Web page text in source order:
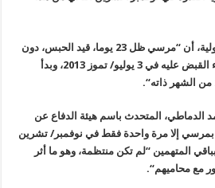
وتابعت المنظمة الحقوقية الدولية، أن “مرسي ظل 23 يوما، قيد الحبس، دون
توجيه تهم له، حيث أنه تم القاء القبض عليه في 3 يوليو/ تموز 2013، وبدأ
“.
المتحدث باسم هيئة الدفاع عن
بمرسي إلا مرة واحدة فقط في نوفمبر/ تشرين
المتهمين “لم تكن منتظمة، وهو ما أثر
مع محاميهم“.